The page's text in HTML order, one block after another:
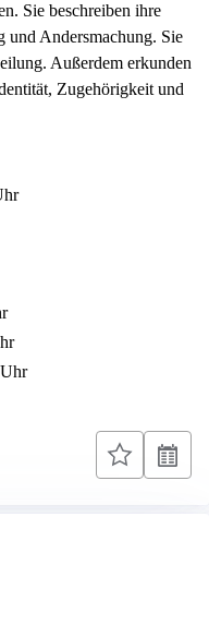
Sie beschreiben ihre
und Andersmachung. Sie
Außerdem erkunden
Zugehörigkeit und
Uhr